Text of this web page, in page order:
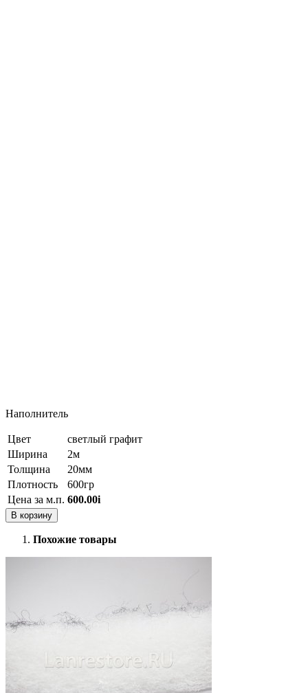
Наполнитель
Цвет
светлый графит
Ширина
2м
Толщина
20мм
Плотность
600гр
Цена за м.п. 600.00i
В корзину
Похожие товары